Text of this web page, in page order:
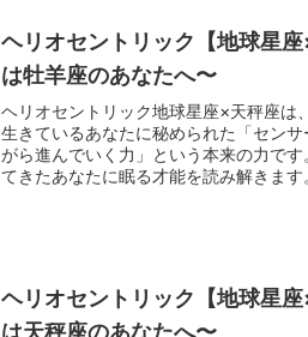
ヘリオセントリック【地球星
は牡羊座のあなたへ〜
ヘリオセントリック地球星座×天秤座は
生きているあなたに秘められた「セン
がら進んでいく力」という本来の力で
てきたあなたに眠る才能を読み解きます
ヘリオセントリック【地球星
は天秤座のあなたへ〜